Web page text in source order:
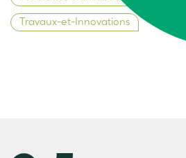
Travaux-et-Innovations